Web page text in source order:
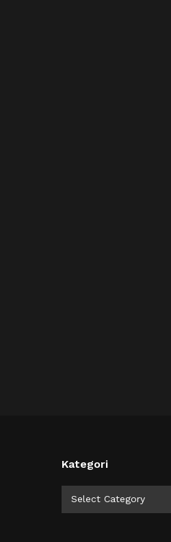
Kategori
Select Category